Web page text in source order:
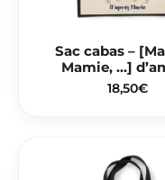
Sac cabas –
Mamie, …]
18,50€